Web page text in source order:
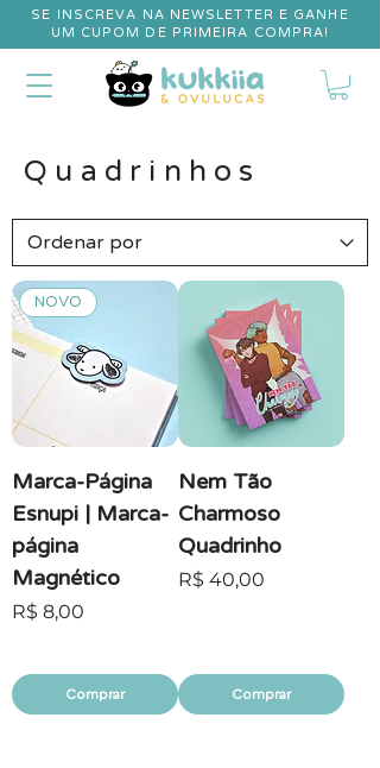
SE INSCREVA NA NEWSLETTER E GANHE
UM CUPOM DE PRIMEIRA COMPRA!
Quadrinhos
NOVO
Marca-Página
Esnupi | Marca-
página
Magnético
Preço
R$ 8,00
Comprar
Nem Tão
Charmoso
Quadrinho
Preço
R$ 40,00
Comprar